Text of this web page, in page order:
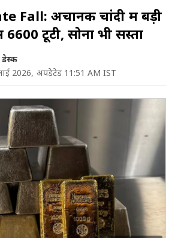
Fall: अचानक चांदी में बड़ी
₹6600 टूटी, सोना भी सस्ता
2026, अपडेटेड 11:51 AM IST